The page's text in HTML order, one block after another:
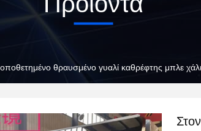
θραυσμένο γυαλί καθρέφτης μπλε